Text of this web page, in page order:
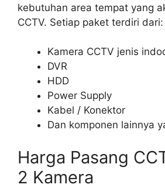
kebutuhan area tempat yang
CCTV. Setiap paket terdiri dari:
Kamera CCTV jenis
DVR
HDD
Power Supply
Kabel / Konektor
Dan komponen lainnya
Harga Pasang
2 Kamera